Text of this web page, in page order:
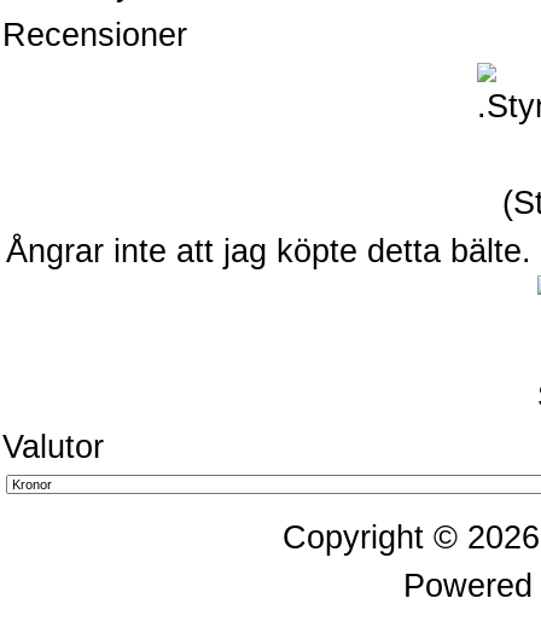
Recensioner
Ångrar inte att jag köpte detta
Valutor
Copyright ©